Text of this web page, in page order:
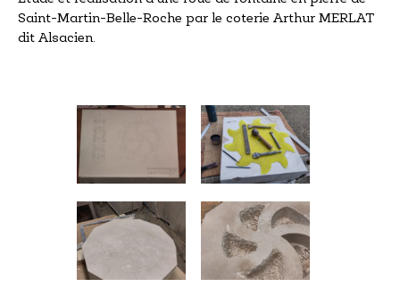
Saint-Martin-Belle-Roche par le coterie Arthur MERLAT
dit Alsacien.